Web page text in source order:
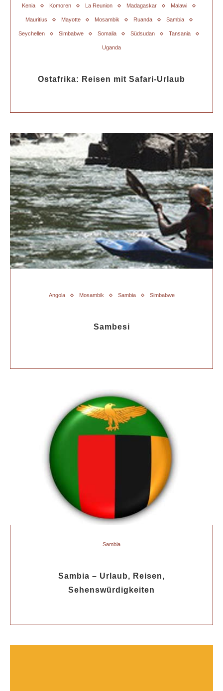
Kenia Komoren La Reunion Madagaskar Malawi
Mauritius Mayotte Mosambik Ruanda Sambia
Seychellen Simbabwe Somalia Südsudan Tansania
Uganda
Ostafrika: Reisen mit Safari-Urlaub
Angola Mosambik Sambia Simbabwe
Sambesi
Sambia
Sambia – Urlaub, Reisen,
Sehenswürdigkeiten